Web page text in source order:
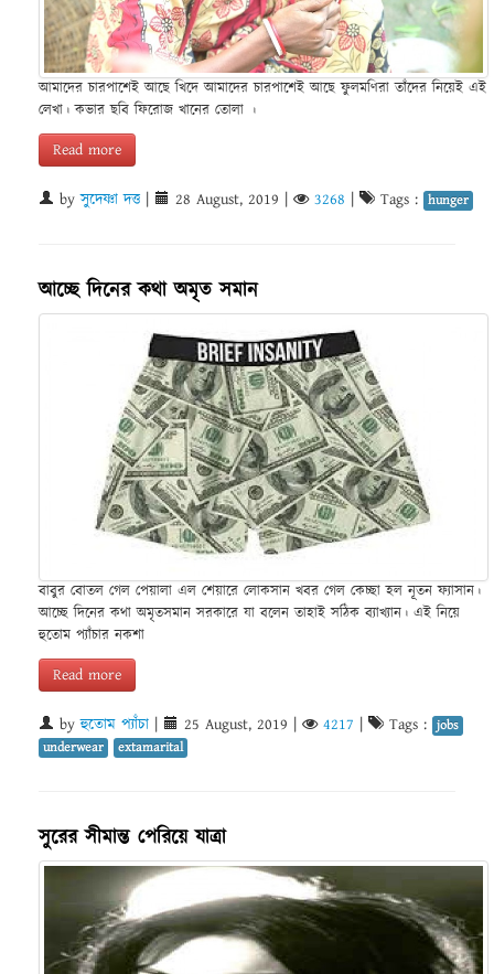
আমাদের চারপাশেই আছে খিদে আমাদের চারপাশেই আছে ফুলমণিরা তাঁদের নিয়েই এই
লেখা। কভার ছবি ফিরোজ খানের তোলা ।
Read more
byসুদেষ্ণা দত্ত| 28 August, 2019 3268 Tags : hunger
আচ্ছে দিনের কথা অমৃত সমান
বাবুর বোতল গেল পেয়ালা এল শেয়ারে লোকসান খবর গেল কেচ্ছা হল নূতন ফ্যাসান।
আচ্ছে দিনের কথা অমৃতসমান সরকারে যা বলেন তাহাই সঠিক ব্যাখ্যান। এই নিয়ে
হুতোম প্যাঁচার নকশা
Read more
byহুতোম প্যাঁচা 25 August, 2019 4217 Tags : jobs
underwear
extamarital
সুরের সীমান্ত পেরিয়ে যাত্রা